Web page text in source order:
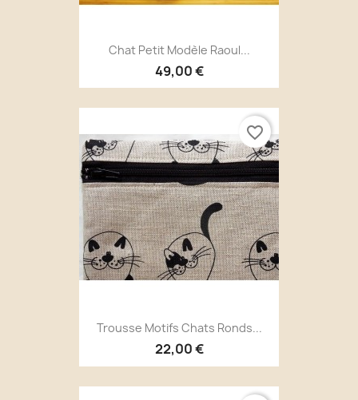
Chat Petit Modèle Raoul...
49,00 €
Trousse Motifs Chats Ronds...
22,00 €
favorite_border